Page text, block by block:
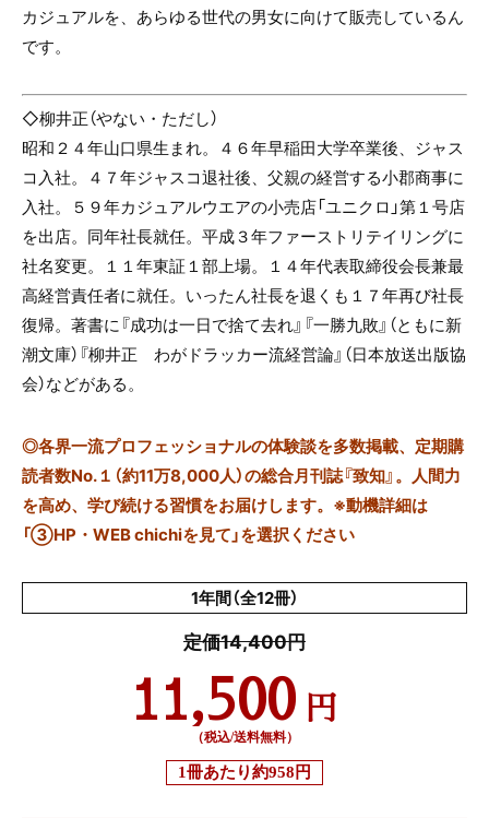
カジュアルを、あらゆる世代の男女に向けて販売しているん
です。
◇柳井正（やない・ただし）
昭和２４年山口県生まれ。４６年早稲田大学卒業後、ジャス
コ入社。４７年ジャスコ退社後、父親の経営する小郡商事に
入社。５９年カジュアルウエアの小売店「ユニクロ」第１号店
を出店。同年社長就任。平成３年ファーストリテイリングに
社名変更。１１年東証１部上場。１４年代表取締役会長兼最
高経営責任者に就任。いったん社長を退くも１７年再び社長
復帰。著書に『成功は一日で捨て去れ』『一勝九敗』（ともに新
潮文庫）『柳井正 わがドラッカー流経営論』（日本放送出版協
会）などがある。
◎各界一流プロフェッショナルの体験談を多数掲載、定期購
読者数No.１（約11万8,000人）の総合月刊誌『致知』。人間力
を高め、学び続ける習慣をお届けします。※動機詳細は
「③HP・WEB chichiを見て」を選択ください
1年間（全12冊）
定価14,400円
11,500 円
（税込/送料無料）
1冊あたり約958円